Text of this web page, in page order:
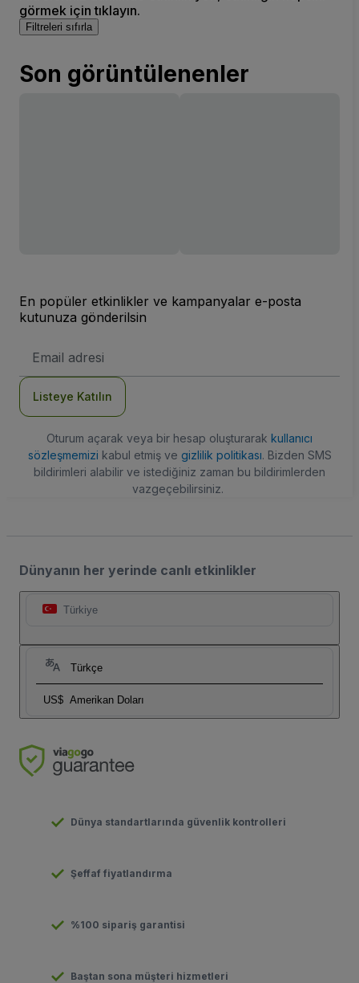
görmek için tıklayın.
Filtreleri sıfırla
Son görüntülenenler
En popüler etkinlikler ve kampanyalar e-posta
kutunuza gönderilsin
posta
Listeye Katılın
Oturum açarak veya bir hesap oluşturarak kullanıcı
sözleşmemizi kabul etmiş ve gizlilik politikası. Bizden SMS
bildirimleri alabilir ve istediğiniz zaman bu bildirimlerden
vazgeçebilirsiniz.
Dünyanın her yerinde canlı etkinlikler
Türkiye
Türkçe
US$ Amerikan Doları
Dünya standartlarında güvenlik kontrolleri
Şeffaf fiyatlandırma
%100 sipariş garantisi
Baştan sona müşteri hizmetleri